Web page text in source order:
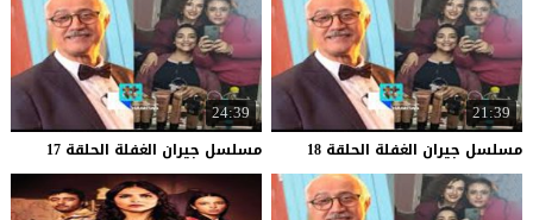
21:39
مسلسل جيران الغفلة الحلقة 18
24:39
مسلسل جيران الغفلة الحلقة 17